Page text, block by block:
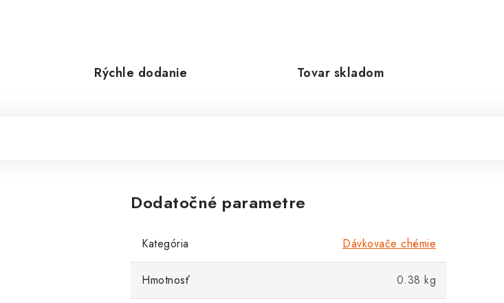
Rýchle dodanie Tovar skladom
Dodatočné parametre
Kategória Dávkovače chémie
Hmotnosť 0.38 kg